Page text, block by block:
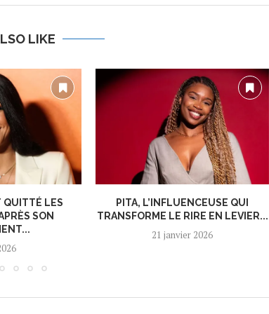
LIKE
QUITTÉ LES
SON
PITA, L’INFLUENCEUSE QUI
TRANSFORME LE RIRE EN LEVIER...
21 janvier 2026